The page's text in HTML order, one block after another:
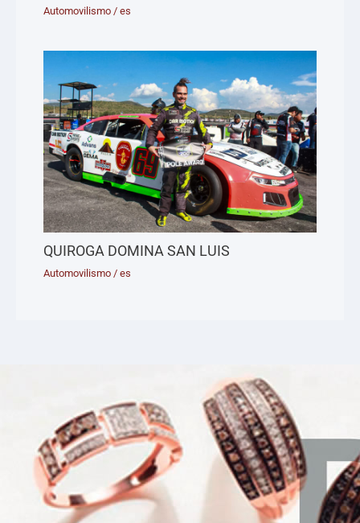
Automovilismo /es
QUIROGA DOMINA SAN LUIS
Automovilismo /es